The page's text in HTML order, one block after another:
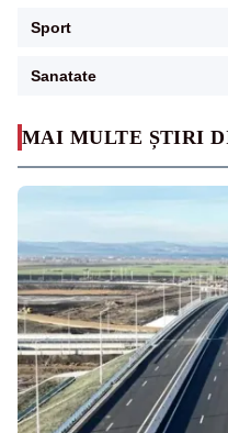
MAI MULTE ȘTIRI
Sport
Sanatate